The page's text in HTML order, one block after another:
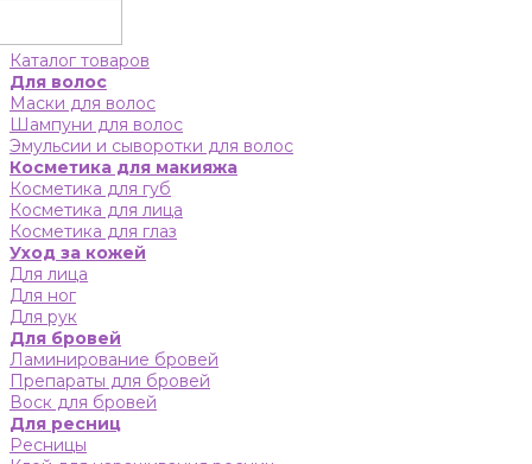
Каталог товаров
Для волос
Маски для волос
Шампуни для волос
Эмульсии и сыворотки для волос
Косметика для макияжа
Косметика для губ
Косметика для лица
Косметика для глаз
Уход за кожей
Для лица
Для ног
Для рук
Для бровей
Ламинирование бровей
Препараты для бровей
Воск для бровей
Для ресниц
Ресницы